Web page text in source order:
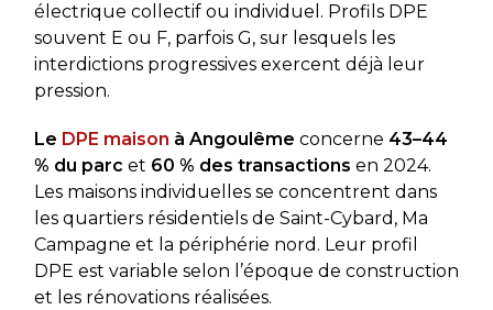
électrique collectif ou individuel. Profils DPE
souvent E ou F, parfois G, sur lesquels les
interdictions progressives exercent déjà leur
pression.
Le DPE maison à Angoulême concerne 43–44
% du parc et 60 % des transactions en 2024.
Les maisons individuelles se concentrent dans
les quartiers résidentiels de Saint-Cybard, Ma
Campagne et la périphérie nord. Leur profil
DPE est variable selon l’époque de construction
et les rénovations réalisées.